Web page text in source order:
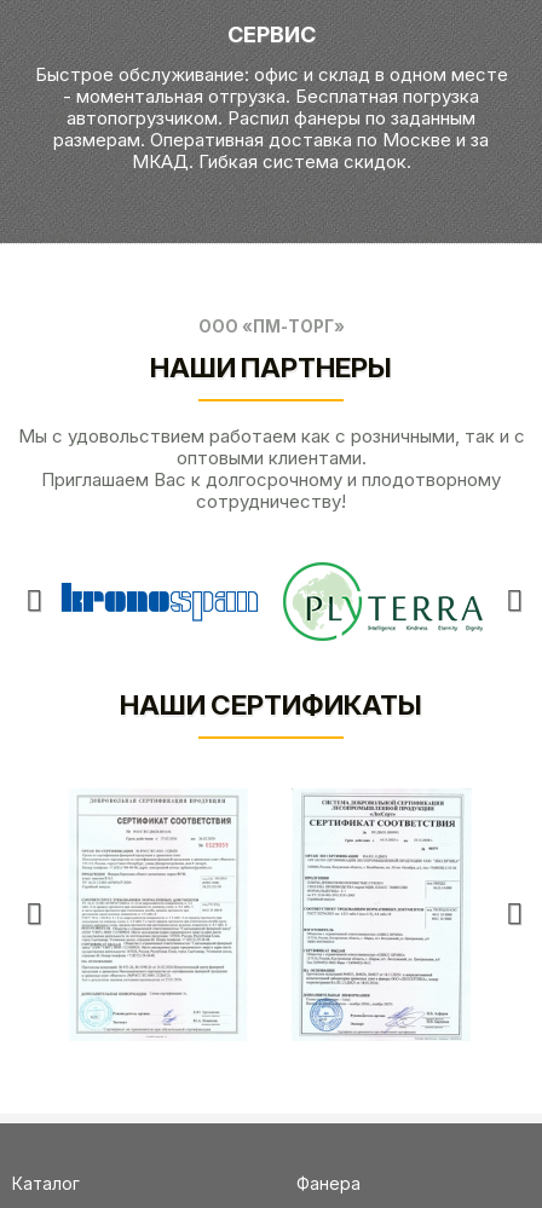
СЕРВИС
Быстрое обслуживание: офис и склад в одном месте
- моментальная отгрузка. Бесплатная погрузка
автопогрузчиком. Распил фанеры по заданным
размерам. Оперативная доставка по Москве и за
МКАД. Гибкая система скидок.
ООО «ПМ-ТОРГ»
НАШИ ПАРТНЕРЫ
Мы с удовольствием работаем как с розничными, так и с
оптовыми клиентами.
Приглашаем Вас к долгосрочному и плодотворному
сотрудничеству!
НАШИ СЕРТИФИКАТЫ
Каталог
Фанера